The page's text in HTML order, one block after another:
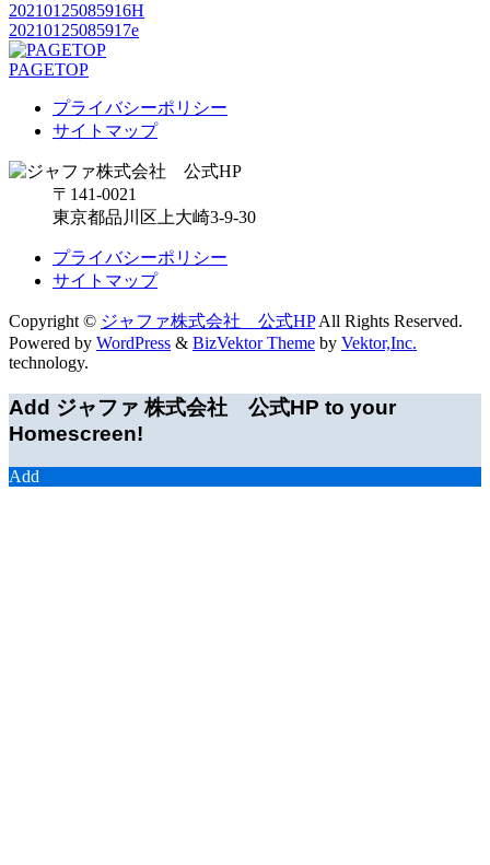
20210125085916H
20210125085917e
PAGETOP
プライバシーポリシー
サイトマップ
〒141-0021
東京都品川区上大崎3-9-30
プライバシーポリシー
サイトマップ
Copyright © ジャファ株式会社 公式HPAll Rights Reserved.
Powered by WordPress & BizVektor Theme by Vektor,Inc.
technology.
Add ジャファ 株式会社 公式HP to your
Homescreen!
Add